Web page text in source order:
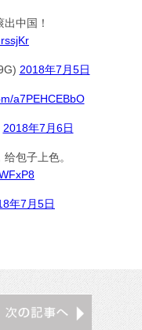
中国！
2018年7月5日
a7PEHCEBbO
2018年7月6日
包子上色。
年7月5日